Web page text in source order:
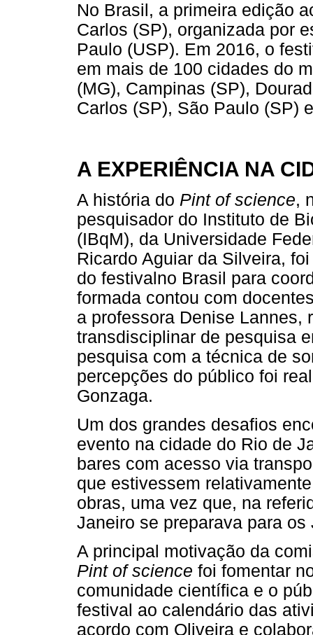
No Brasil, a primeira edição
Carlos (SP), organizada por
Paulo (USP). Em 2016, o
em mais de 100 cidades do
(MG), Campinas (SP),
Carlos (SP), São Paulo (SP)
A EXPERIÊNCIA NA
A história do Pint of science,
pesquisador do Instituto de
(IBqM), da Universidade
Ricardo Aguiar da Silveira,
do festivalno Brasil para
formada contou com
a professora Denise Lannes,
transdisciplinar de pesquisa
pesquisa com a técnica de
percepções do público foi
Gonzaga.
Um dos grandes desafios
evento na cidade do Rio de
bares com acesso via
que estivessem
obras, uma vez que, na
Janeiro se preparava para
A principal motivação da
Pint of science foi fomentar
comunidade científica e o
festival ao calendário das
acordo com Oliveira e